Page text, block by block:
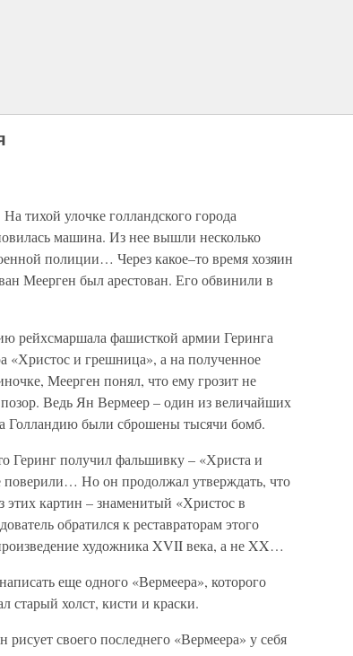
тихой улочке голландского города
машина. Из нее вышли несколько
полиции… Через какое–то время хозяин
Меерген был арестован. Его обвинили в
рейхсмаршала фашисткой армии Геринга
«Христос и грешница», а на полученное
Меерген понял, что ему грозит не
Ведь Ян Вермеер – один из величайших
Голландию были сброшены тысячи бомб.
Геринг получил фальшивку – «Христа и
Но он продолжал утверждать, что
этих картин – знаменитый «Христос в
обратился к реставраторам этого
художника XVII века, а не XX…
еще одного «Вермеера», которого
старый холст, кисти и краски.
своего последнего «Вермеера» у себя